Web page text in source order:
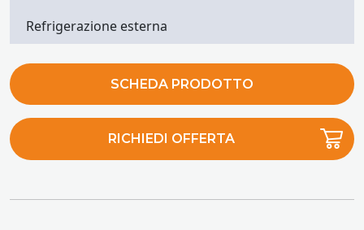
Refrigerazione esterna
SCHEDA PRODOTTO
RICHIEDI OFFERTA